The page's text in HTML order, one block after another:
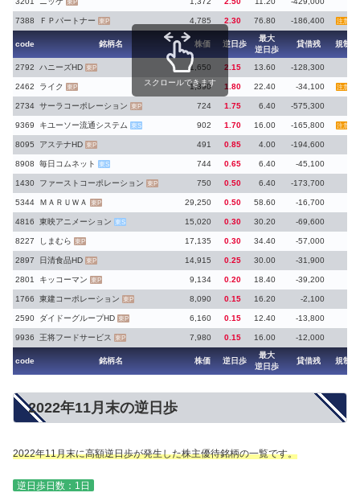
東P
7388 ＦＰパートナー 東P 4,785 2.30 76.80 -186,400 注意
code 銘柄名 株価 逆日歩
最大
逆日歩
貸借残 規制
2792 ハニーズHD 東P 1,650 2.15 13.60 -128,300
2462 ライク 東P 1,390 1.80 22.40 -34,100 注意
2734 サーラコーポレーション 東P 724 1.75 6.40 -575,300
9369 キユーソー流通システム 東S 902 1.70 16.00 -165,800 注意
8095 アステナHD 東P 491 0.85 4.00 -194,600
8908 毎日コムネット 東S 744 0.65 6.40 -45,100
1430 ファーストコーポレーション 東P 750 0.50 6.40 -173,700
5344 ＭＡＲＵＷＡ 東P 29,250 0.50 58.60 -16,700
4816 東映アニメーション 東S 15,020 0.30 30.20 -69,600
8227 しまむら 東P 17,135 0.30 34.40 -57,000
2897 日清食品HD 東P 14,915 0.25 30.00 -31,900
2801 キッコーマン 東P 9,134 0.20 18.40 -39,200
1766 東建コーポレーション 東P 8,090 0.15 16.20 -2,100
2590 ダイドーグループHD 東P 6,160 0.15 12.40 -13,800
9936 王将フードサービス 東P 7,980 0.15 16.00 -12,000
code 銘柄名 株価 逆日歩
最大
逆日歩
貸借残 規制
スクロールできます
2022年11月末の逆日歩
2022年11月末に高額逆日歩が発生した株主優待銘柄の一覧です。
逆日歩日数：1日